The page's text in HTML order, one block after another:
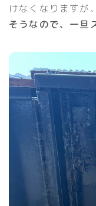
けなくなりますが、
そうなので、一旦